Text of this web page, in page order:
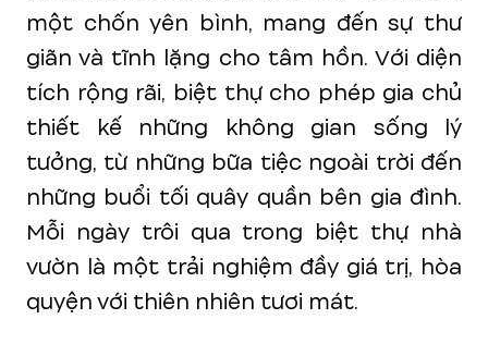
một chốn yên bình, mang đến sự thư
giãn và tĩnh lặng cho tâm hồn. Với diện
tích rộng rãi, biệt thự cho phép gia chủ
thiết kế những không gian sống lý
tưởng, từ những bữa tiệc ngoài trời đến
những buổi tối quây quần bên gia đình.
Mỗi ngày trôi qua trong biệt thự nhà
vườn là một trải nghiệm đầy giá trị, hòa
quyện với thiên nhiên tươi mát.